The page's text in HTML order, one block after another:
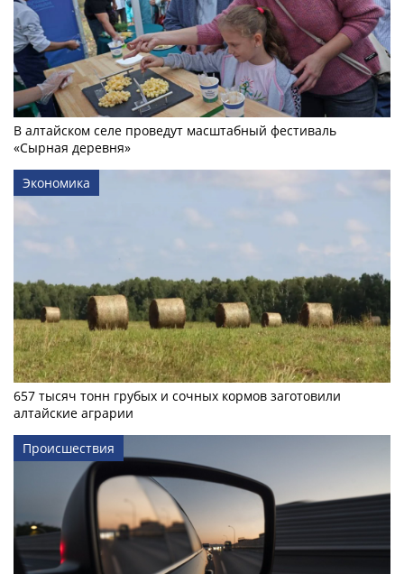
В алтайском селе проведут масштабный фестиваль
«Сырная деревня»
Экономика
657 тысяч тонн грубых и сочных кормов заготовили
алтайские аграрии
Происшествия